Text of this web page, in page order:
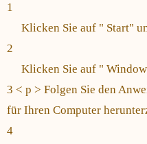
1
Klicken Sie auf " Start"
2
Klicken Sie auf "
3 < p > Folgen Sie den
für Ihren Computer
4